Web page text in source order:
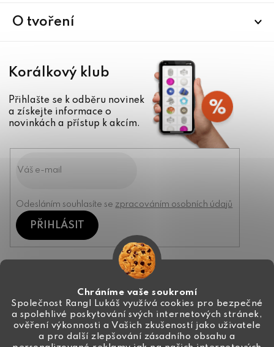
Chráníme vaše soukromí
Společnost Rangl Lukáš využívá cookies pro bezpečné
a spolehlivé poskytování svých internetových stránek,
ověření výkonnosti a Vašich zkušeností jako uživatele
a pro další zlepšování zásadního obsahu a
O tvoření
Korálkový klub
Přihlašte se k odběru novinek
a získejte informace o
novinkách a přístup k akcím.
Odesláním souhlasíte se zpracováním osobních údajů
PŘIHLÁSIT
+420 774 444 191